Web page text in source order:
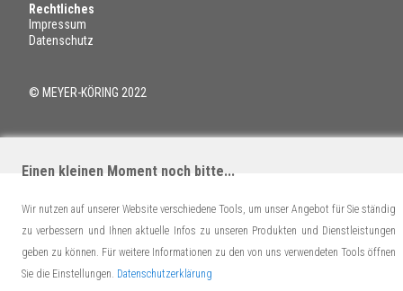
Rechtliches
Impressum
Datenschutz
© MEYER-KÖRING 2022
Einen kleinen Moment noch bitte...
Wir nutzen auf unserer Website verschiedene Tools, um unser Angebot für Sie ständig
zu verbessern und Ihnen aktuelle Infos zu unseren Produkten und Dienstleistungen
geben zu können. Für weitere Informationen zu den von uns verwendeten Tools öffnen
Sie die Einstellungen. Datenschutzerklärung